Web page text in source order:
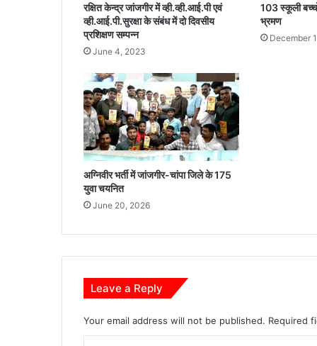
ने
ली
प्रे
र्ता
रक्षित केन्द्र जांजगीर में व्ही.व्ही.आई.पी एवं
व्ही.आई.पी.सुरक्षा के संबंध में दो दिवसीय
प्रशिक्षण सम्पन्न
June 4, 2023
103 स्कूली
भ्रमण
December
अग्निवीर भर्ती में जांजगीर-चांपा जिले के 175
युवा चयनित
June 20, 2026
Leave a Reply
Your email address will not be published. Required